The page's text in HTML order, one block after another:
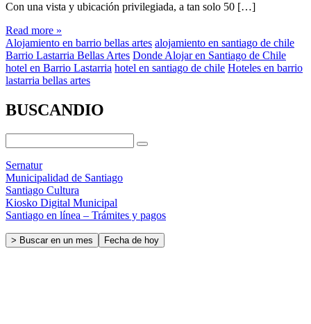
Con una vista y ubicación privilegiada, a tan solo 50 […]
Read more »
Alojamiento en barrio bellas artes alojamiento en santiago de chile
Barrio Lastarria Bellas Artes Donde Alojar en Santiago de Chile
hotel en Barrio Lastarria hotel en santiago de chile Hoteles en barrio
lastarria bellas artes
BUSCANDIO
Sernatur
Municipalidad de Santiago
Santiago Cultura
Kiosko Digital Municipal
Santiago en línea – Trámites y pagos
> Buscar en un mes Fecha de hoy